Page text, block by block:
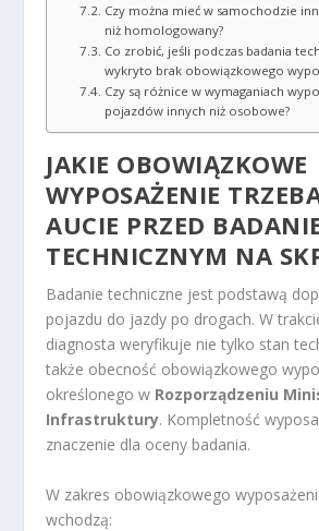
Czy można mieć w samochodzie
niż homologowany?
Co zrobić, jeśli podczas badania
wykryto brak obowiązkowego
Czy są różnice w wymaganiach
pojazdów innych niż osobowe?
JAKIE OBOWIĄZKOWE
WYPOSAŻENIE
AUCIE PRZED
TECHNICZNYM NA
Badanie techniczne jest podstawą
pojazdu do jazdy po drogach. W
diagnosta weryfikuje nie tylko stan
także obecność obowiązkowego
określonego w Rozporządzeniu
Infrastruktury. Kompletność
znaczenie dla oceny badania.
W zakres obowiązkowego
wchodzą: